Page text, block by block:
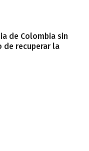
de Colombia sin
de recuperar la